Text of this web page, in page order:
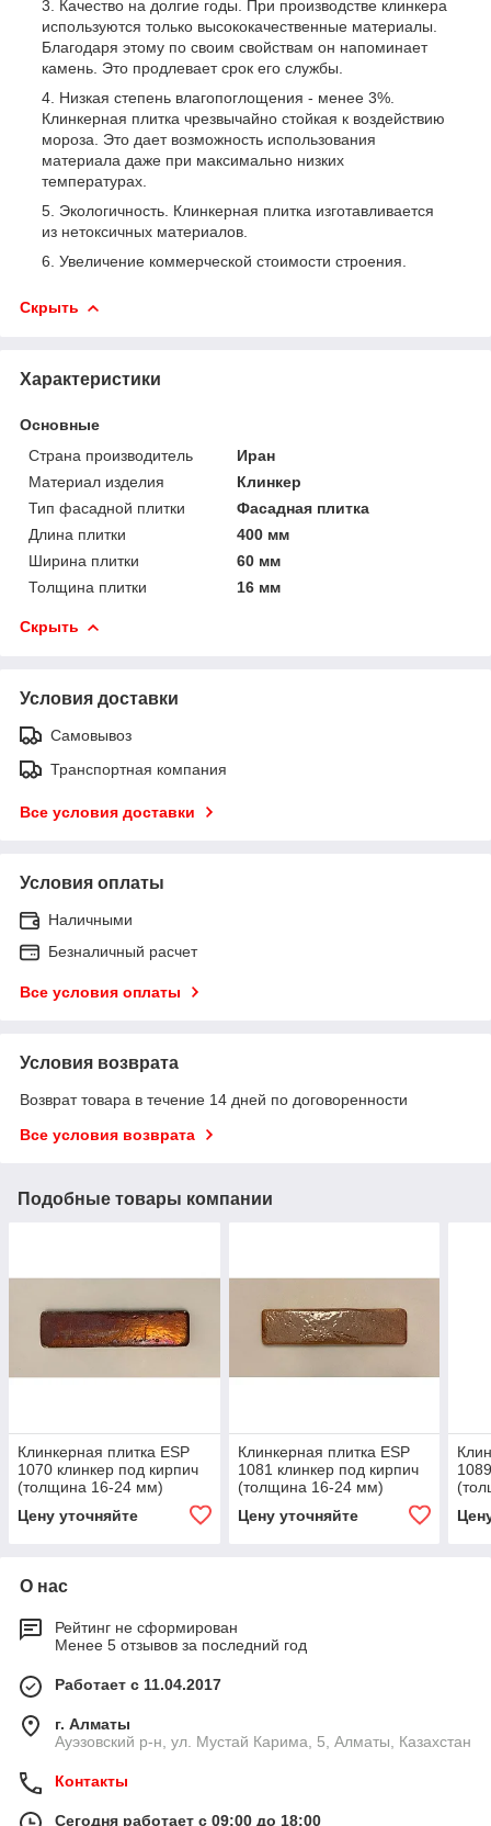
Качество на долгие годы. При производстве клинкера
используются только высококачественные материалы.
Благодаря этому по своим свойствам он напоминает
камень. Это продлевает срок его службы.
Низкая степень влагопоглощения - менее 3%.
Клинкерная плитка чрезвычайно стойкая к воздействию
мороза. Это дает возможность использования
материала даже при максимально низких
температурах.
Экологичность. Клинкерная плитка изготавливается
из нетоксичных материалов.
Увеличение коммерческой стоимости строения.
Скрыть
Характеристики
Основные
Страна производитель
Иран
Материал изделия
Клинкер
Тип фасадной плитки
Фасадная плитка
Длина плитки
400 мм
Ширина плитки
60 мм
Толщина плитки
16 мм
Скрыть
Условия доставки
Самовывоз
Транспортная компания
Все условия доставки
Условия оплаты
Наличными
Безналичный расчет
Все условия оплаты
Условия возврата
Возврат товара в течение 14 дней по договоренности
Все условия возврата
Подобные товары компании
Клинкерная плитка ESP
1070 клинкер под кирпич
(толщина 16-24 мм)
Цену уточняйте
Клинкерная плитка ESP
1081 клинкер под кирпич
(толщина 16-24 мм)
Цену уточняйте
О нас
Рейтинг не сформирован
Менее 5 отзывов за последний год
Работает с 11.04.2017
г. Алматы
​Ауэзовский р-н, ул. Мустай Карима, 5, Алматы, Казахстан
Контакты
Сегодня работает с 09:00 до 18:00